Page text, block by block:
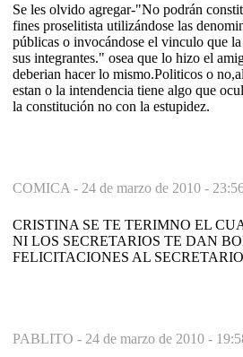
Se les olvido agregar-"No podrán
fines proselitista utilizándose las
públicas o invocándose el vinculo que
sus integrantes." osea que lo hizo el
deberian hacer lo mismo.Politicos o
estan o la intendencia tiene algo que
la constitución no con la estupidez.
COMICA - 24 de marzo de 2010 -
CRISTINA SE TE TERIMNO EL
NI LOS SECRETARIOS TE DAN
FELICITACIONES AL
PABLITO - 24 de marzo de 2010 -